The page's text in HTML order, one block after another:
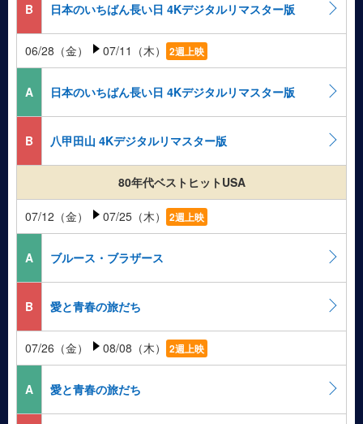
B 日本のいちばん長い日 4Kデジタルリマスター版
06/28（金） 07/11（木） 2週上映
A 日本のいちばん長い日 4Kデジタルリマスター版
B 八甲田山 4Kデジタルリマスター版
80年代ベストヒットUSA
07/12（金） 07/25（木） 2週上映
A ブルース・ブラザース
B 愛と青春の旅だち
07/26（金） 08/08（木） 2週上映
A 愛と青春の旅だち